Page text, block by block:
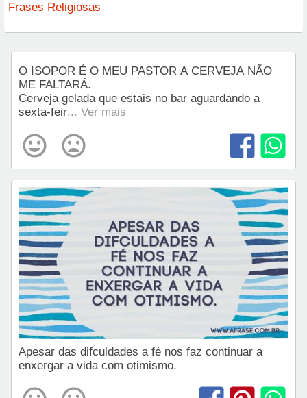
Frases Religiosas
O ISOPOR É O MEU PASTOR A CERVEJA NÃO
ME FALTARÁ.
Cerveja gelada que estais no bar aguardando a
sexta-feir... Ver mais
Apesar das difculdades a fé nos faz continuar a
enxergar a vida com otimismo.